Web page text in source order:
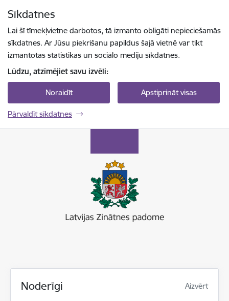
Sīkdatnes
Lai šī tīmekļvietne darbotos, tā izmanto obligāti nepieciešamās
sīkdatnes. Ar Jūsu piekrišanu papildus šajā vietnē var tikt
izmantotas statistikas un sociālo mediju sīkdatnes.
Lūdzu, atzīmējiet savu izvēli:
Noraidīt Apstiprināt visas
Pārvaldīt sīkdatnes
Noderīgi Aizvērt